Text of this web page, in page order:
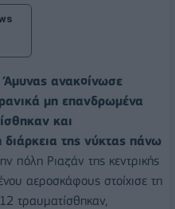
Άμυνας ανακοίνωσε
μη επανδρωμένα
και
της νύκτας πάνω
πόλη Ριαζάν της κεντρικής
αεροσκάφους στοίχισε τη
τραυματίσθηκαν,